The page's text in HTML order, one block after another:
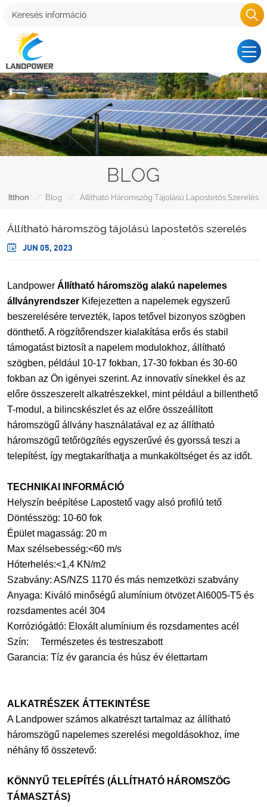
BLOG
Itthon / Blog / Állítható Háromszög Tájolású Lapostetős Szerelés
Állítható háromszög tájolású lapostetős szerelés
JUN 05, 2023
Landpower Állítható háromszög alakú napelemes
állványrendszer Kifejezetten a napelemek egyszerű
beszerelésére tervezték, lapos tetővel bizonyos szögben
dönthető. A rögzítőrendszer kialakítása erős és stabil
támogatást biztosít a napelem modulokhoz, állítható
szögben, például 10-17 fokban, 17-30 fokban és 30-60
fokban az Ön igényei szerint. Az innovatív sínekkel és az
előre összeszerelt alkatrészekkel, mint például a billenthető
T-modul, a bilincskészlet és az előre összeállított
háromszögű állvány használatával ez az állítható
háromszögű tetőrögzítés egyszerűvé és gyorssá teszi a
telepítést, így megtakaríthatja a munkaköltséget és az időt.
TECHNIKAI INFORMÁCIÓ
Helyszín beépítése Lapostető vagy alsó profilú tető
Döntésszög: 10-60 fok
Épület magasság: 20 m
Max szélsebesség:<60 m/s
Hóterhelés:<1,4 KN/m2
Szabvány: AS/NZS 1170 és más nemzetközi szabvány
Anyaga: Kiváló minőségű alumínium ötvözet Al6005-T5 és
rozsdamentes acél 304
Korróziógátló: Eloxált alumínium és rozsdamentes acél
Szín: Természetes és testreszabott
Garancia: Tíz év garancia és húsz év élettartam
ALKATRÉSZEK ÁTTEKINTÉSE
A Landpower számos alkatrészt tartalmaz az állítható
háromszögű napelemes szerelési megoldásokhoz, íme
néhány fő összetevő:
KÖNNYŰ TELEPÍTÉS (ÁLLÍTHATÓ HÁROMSZÖG
TÁMASZTÁS)